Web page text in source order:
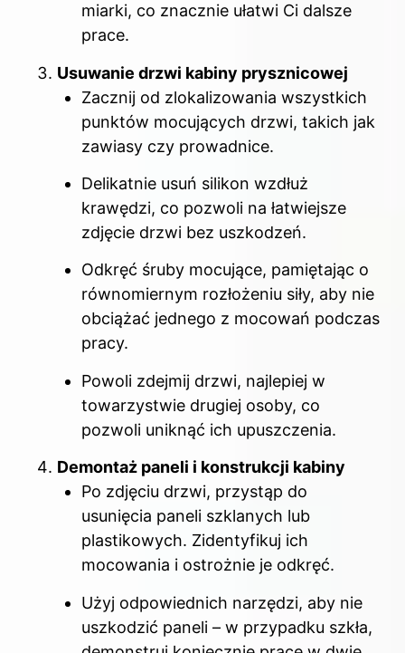
miarki, co znacznie ułatwi Ci dalsze
prace.
Usuwanie drzwi kabiny prysznicowej
Zacznij od zlokalizowania wszystkich
punktów mocujących drzwi, takich jak
zawiasy czy prowadnice.
Delikatnie usuń silikon wzdłuż
krawędzi, co pozwoli na łatwiejsze
zdjęcie drzwi bez uszkodzeń.
Odkręć śruby mocujące, pamiętając o
równomiernym rozłożeniu siły, aby nie
obciążać jednego z mocowań podczas
pracy.
Powoli zdejmij drzwi, najlepiej w
towarzystwie drugiej osoby, co
pozwoli uniknąć ich upuszczenia.
Demontaż paneli i konstrukcji kabiny
Po zdjęciu drzwi, przystąp do
usunięcia paneli szklanych lub
plastikowych. Zidentyfikuj ich
mocowania i ostrożnie je odkręć.
Użyj odpowiednich narzędzi, aby nie
uszkodzić paneli – w przypadku szkła,